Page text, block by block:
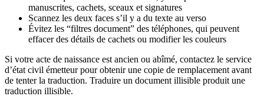
manuscrites, cachets, sceaux et signatures
Scannez les deux faces s’il y a du texte au verso
Évitez les “filtres document” des téléphones, qui peuvent
effacer des détails de cachets ou modifier les couleurs
Si votre acte de naissance est ancien ou abîmé, contactez le service
d’état civil émetteur pour obtenir une copie de remplacement avant
de tenter la traduction. Traduire un document illisible produit une
traduction illisible.